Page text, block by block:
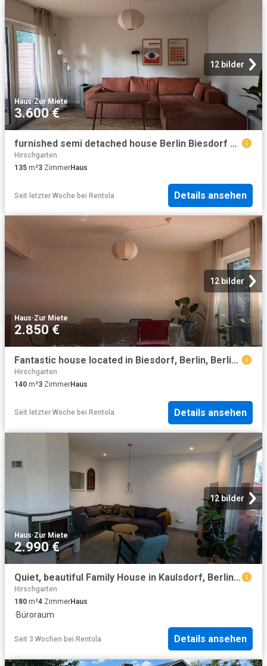
12 bilder
Haus·Zur Miete
3.600 €
furnished semi detached house Berlin Biesdorf Wuhlelandschaftspark conveniently located, Berlin Amsterdam Apartments for Rent
Hirschgarten
135 m²3 ZimmerHaus
Seit letzter Woche bei Rentola Details ansehen
12 bilder
Haus·Zur Miete
2.850 €
Fantastic house located in Biesdorf, Berlin, Berlin Amsterdam Apartments for Rent
Hirschgarten
140 m²3 ZimmerHaus
Seit letzter Woche bei Rentola Details ansehen
12 bilder
Haus·Zur Miete
2.990 €
Quiet, beautiful Family House in Kaulsdorf, Berlin, Berlin Amsterdam Apartments for Rent
Hirschgarten
180 m²4 ZimmerHaus
·Büroraum
Seit 3 Wochen bei Rentola Details ansehen